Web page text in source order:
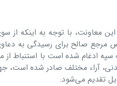
این معاونت، با توجه به اینکه
مرجع صالح برای رسیدگی به
مدنی، آراء مختلف صادر شده
تقدیم می‌شود: